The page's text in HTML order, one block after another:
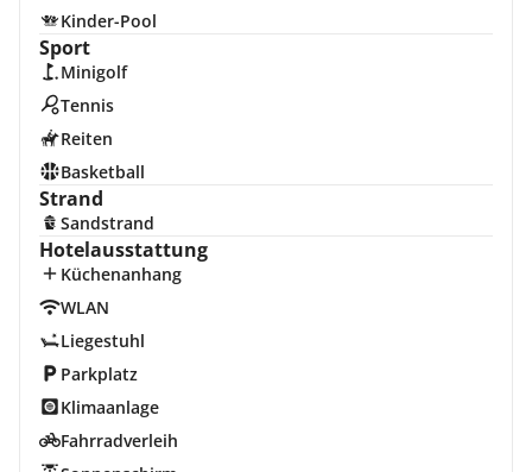
Kinder-Pool
Sport
Minigolf
Tennis
Reiten
Basketball
Strand
Sandstrand
Hotelausstattung
Küchenanhang
WLAN
Liegestuhl
Parkplatz
Klimaanlage
Fahrradverleih